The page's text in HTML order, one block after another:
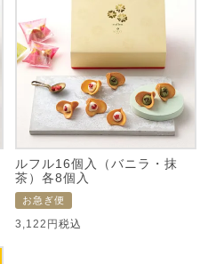
ルフル16個入（バニラ・抹
茶）各8個入
お急ぎ便
3,122 税込